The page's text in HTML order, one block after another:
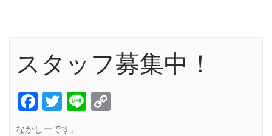
スタッフ募集中！
Facebook
Twitter
Line
なかしーです。